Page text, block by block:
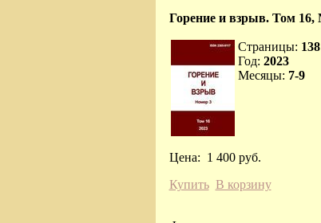
Горение и взрыв. Том
Страницы: 138
Год: 2023
Месяцы: 7-9
Цена: 1 400 руб.
Купить В корзину